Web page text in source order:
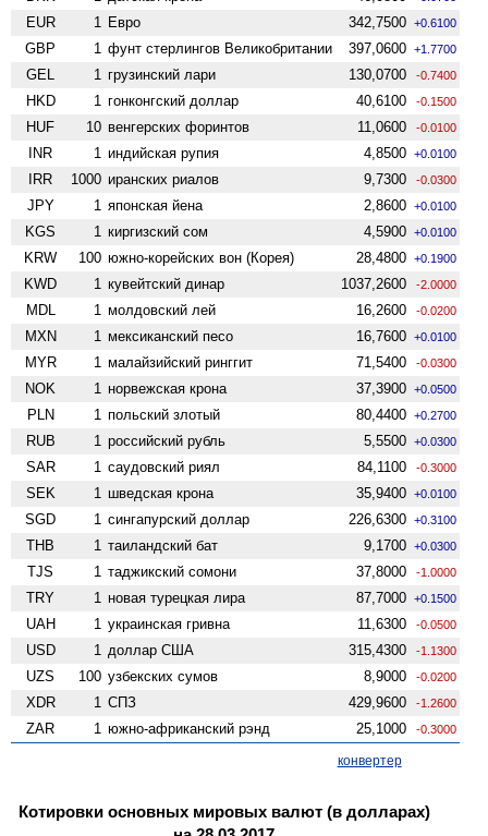
EUR 1 Евро 342,7500 +0.6100
GBP 1 фунт стерлингов Велико­британии 397,0600 +1.7700
GEL 1 грузинский лари 130,0700 -0.7400
HKD 1 гонконгский доллар 40,6100 -0.1500
HUF 10 венгерских форинтов 11,0600 -0.0100
INR 1 индийская рупия 4,8500 +0.0100
IRR 1000 иранских риалов 9,7300 -0.0300
JPY 1 японская йена 2,8600 +0.0100
KGS 1 киргизский сом 4,5900 +0.0100
KRW 100 южно-корейских вон (Корея) 28,4800 +0.1900
KWD 1 кувейтский динар 1037,2600 -2.0000
MDL 1 молдовский лей 16,2600 -0.0200
MXN 1 мексиканский песо 16,7600 +0.0100
MYR 1 малайзийский ринггит 71,5400 -0.0300
NOK 1 норвежская крона 37,3900 +0.0500
PLN 1 польский злотый 80,4400 +0.2700
RUB 1 российский рубль 5,5500 +0.0300
SAR 1 саудовский риял 84,1100 -0.3000
SEK 1 шведская крона 35,9400 +0.0100
SGD 1 сингапурский доллар 226,6300 +0.3100
THB 1 таиландский бат 9,1700 +0.0300
TJS 1 таджикский сомони 37,8000 -1.0000
TRY 1 новая турецкая лира 87,7000 +0.1500
UAH 1 украинская гривна 11,6300 -0.0500
USD 1 доллар США 315,4300 -1.1300
UZS 100 узбекских сумов 8,9000 -0.0200
XDR 1 СПЗ 429,9600 -1.2600
ZAR 1 южно-африканский рэнд 25,1000 -0.3000
конвертер
Котировки основных мировых валют (в долларах)